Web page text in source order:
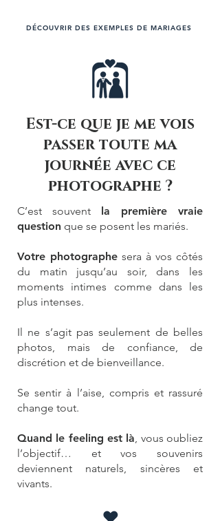
DÉCOUVRIR DES EXEMPLES DE MARIAGES
Est-ce que je me vois
passer toute ma
journée avec ce
photographe ?
C’est souvent la première vraie
question que se posent les mariés.
Votre photographe sera à vos côtés
du matin jusqu’au soir, dans les
moments intimes comme dans les
plus intenses.
Il ne s’agit pas seulement de belles
photos, mais de confiance, de
discrétion et de bienveillance.
Se sentir à l’aise, compris et rassuré
change tout.
Quand le feeling est là, vous oubliez
l’objectif… et vos souvenirs
deviennent naturels, sincères et
vivants.